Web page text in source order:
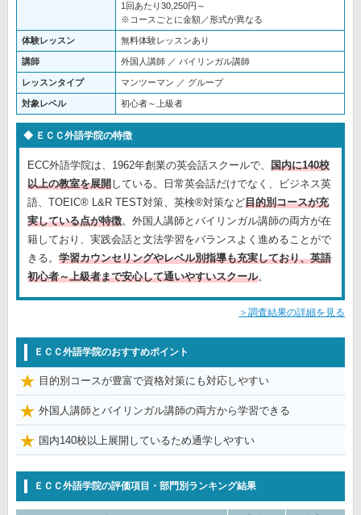
1回あたり30,250円～
※コースごとに金額／形式が異なる
体験レッスン 無料体験レッスンあり
講師 外国人講師 ／ バイリンガル講師
レッスンタイプ マンツーマン ／ グループ
対象レベル 初心者～上級者
ＥＣＣ外語学院の特徴
ECC外語学院は、1962年創業の英会話スクールで、 国内に140校
以上の教室を展開している。日常英会話だけでなく、ビジネス英
語、TOEIC® L&R TEST対策、英検®対策など目的別コースが充
実している点が特徴。外国人講師とバイリンガル講師の両方が在
籍しており、実践会話と文法学習をバランスよく進めることがで
きる。 学習カウンセリングやレベル別指導も充実しており、英語
初心者～上級者まで安心して通いやすいスクール。
＞調査結果の詳細を見る
ＥＣＣ外語学院のおすすめポイント
目的別コースが豊富で資格対策にも対応しやすい
外国人講師とバイリンガル講師の両方から学習できる
国内140校以上展開しているため通学しやすい
ＥＣＣ外語学院の評価項目・部門別ランキング結果